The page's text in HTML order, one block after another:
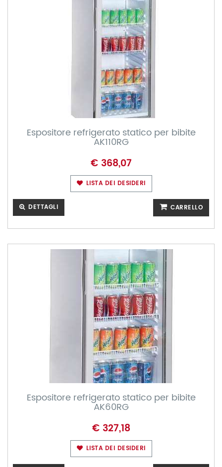
Espositore refrigerato statico per bibite
AK110RG
€ 368,07
LISTA DEI DESIDERI
DETTAGLI CARRELLO
Espositore refrigerato statico per bibite
AK60RG
€ 327,18
LISTA DEI DESIDERI